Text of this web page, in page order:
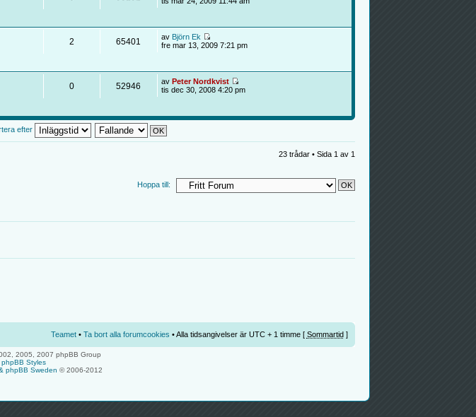
2 65401 av Björn Ek
fre mar 13, 2009 7:21 pm
0 52946 av Peter Nordkvist
tis dec 30, 2008 4:20 pm
efter
23 trådar • Sida 1 av 1
Hoppa till:
Teamet• Ta bort alla forumcookies • Alla tidsangivelser är UTC + 1 timme [ Sommartid]
2005, 2007 phpBB Group
Styles
phpBB Sweden © 2006-2012